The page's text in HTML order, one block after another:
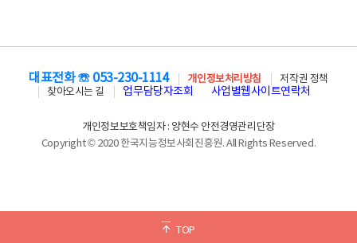
TOP
대표전화 ☏ 053-230-1114 개인정보처리방침
저작권 정책
찾아오시는 길
업무담당자조회 사업별웹사이트연락처
개인정보보호책임자 : 양현수 안전경영관리단장
Copyright © 2020 한국지능정보사회진흥원. All Rights Reserved.